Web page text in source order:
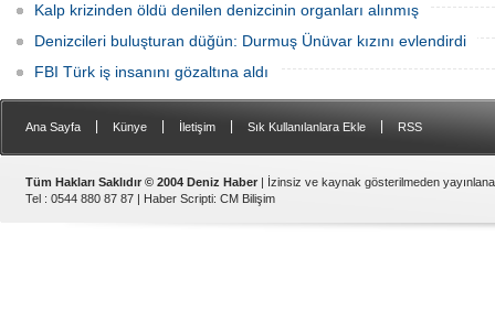
Kalp krizinden öldü denilen denizcinin organları alınmış
Denizcileri buluşturan düğün: Durmuş Ünüvar kızını evlendirdi
FBI Türk iş insanını gözaltına aldı
Ana Sayfa Künye İletişim Sık Kullanılanlara Ekle RSS
Tüm Hakları Saklıdır © 2004 Deniz Haber | İzinsiz ve kaynak gösterilmeden
Tel : 0544 880 87 87 | Haber Scripti: CM Bilişim